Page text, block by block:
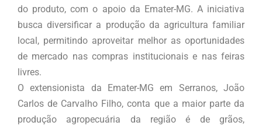
do produto, com o apoio da Emater-MG. A iniciativa
busca diversificar a produção da agricultura familiar
local, permitindo aproveitar melhor as oportunidades
de mercado nas compras institucionais e nas feiras
livres.
O extensionista da Emater-MG em Serranos, João
Carlos de Carvalho Filho, conta que a maior parte da
produção agropecuária da região é de grãos,